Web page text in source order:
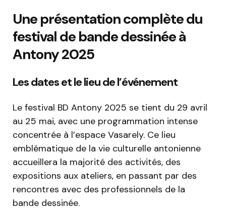
Une présentation complète du
festival de bande dessinée à
Antony 2025
Les dates et le lieu de l’événement
Le festival BD Antony 2025 se tient du 29 avril
au 25 mai, avec une programmation intense
concentrée à l’espace Vasarely. Ce lieu
emblématique de la vie culturelle antonienne
accueillera la majorité des activités, des
expositions aux ateliers, en passant par des
rencontres avec des professionnels de la
bande dessinée.